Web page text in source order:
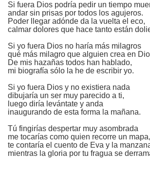
Si fuera Dios podría pedir un tiempo
andar sin prisas por todos los agujeros.
Poder llegar adónde da la vuelta el eco,
calmar dolores que hace tanto están
Si yo fuera Dios no haría más milagros
qué más milagro que alguien crea en
De mis hazañas todos han hablado,
mi biografía sólo la he de escribir yo.
Si yo fuera Dios y no existiera nada
dibujaría un ser muy parecido a ti,
luego diría levántate y anda
inaugurando de esta forma la mañana.
Tú fingirías despertar muy asombrada
me tocarías como quien recorre un mapa,
te contaría el cuento de Eva y la
mientras la gloria por tu fragua se